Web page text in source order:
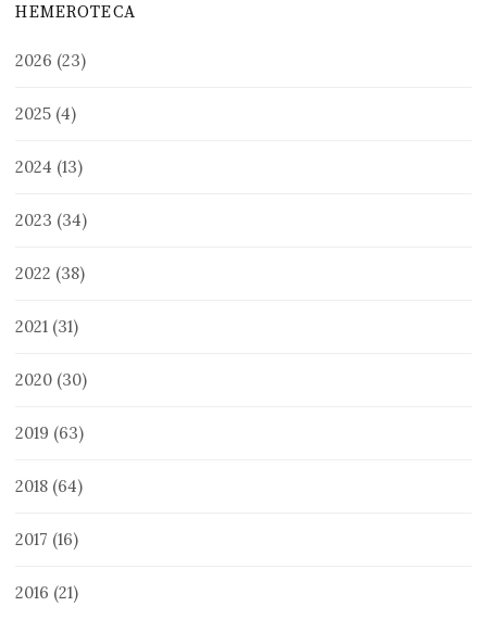
HEMEROTECA
2026 (23)
2025 (4)
2024 (13)
2023 (34)
2022 (38)
2021 (31)
2020 (30)
2019 (63)
2018 (64)
2017 (16)
2016 (21)